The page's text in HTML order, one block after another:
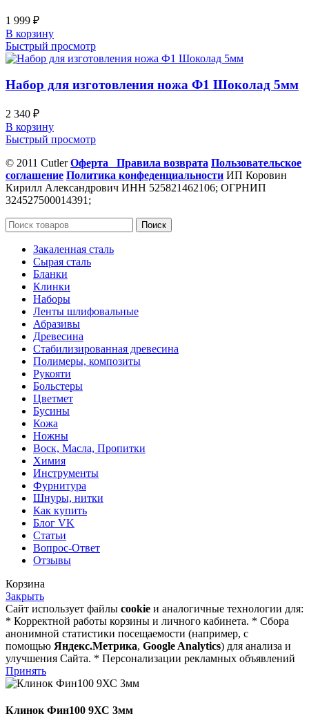
1 999 ₽
В корзину
Быстрый просмотр
Набор для изготовления ножа Ф1 Шоколад 5мм
2 340 ₽
В корзину
Быстрый просмотр
© 2011 CutlerОферта Правила возврата Пользовательское
соглашение Политика конфеденциальности ИП Коровин
Кирилл Александрович ИНН 525821462106; ОГРНИП
324527500014391;
Поиск
Закаленная сталь
Сырая сталь
Бланки
Клинки
Наборы
Ленты шлифовальные
Абразивы
Древесина
Стабилизированная древесина
Полимеры, композиты
Рукояти
Больстеры
Цветмет
Бусины
Кожа
Ножны
Воск, Масла, Пропитки
Химия
Инструменты
Фурнитура
Шнуры, нитки
Как купить
Блог VK
Статьи
Вопрос-Ответ
Отзывы
Корзина
Закрыть
Сайт использует файлы cookie и аналогичные технологии для:
* Корректной работы корзины и личного кабинета. * Сбора
анонимной статистики посещаемости (например, с
помощью Яндекс.Метрика, Google Analytics) для анализа и
улучшения Сайта. * Персонализации рекламных объявлений
Принять
Клинок Фин100 9ХС 3мм